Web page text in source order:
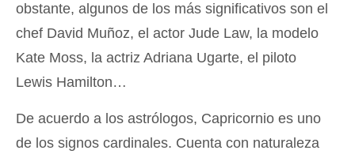
obstante, algunos de los más significativos son el
chef David Muñoz, el actor Jude Law, la modelo
Kate Moss, la actriz Adriana Ugarte, el piloto
Lewis Hamilton…
De acuerdo a los astrólogos, Capricornio es uno
de los signos cardinales. Cuenta con naturaleza